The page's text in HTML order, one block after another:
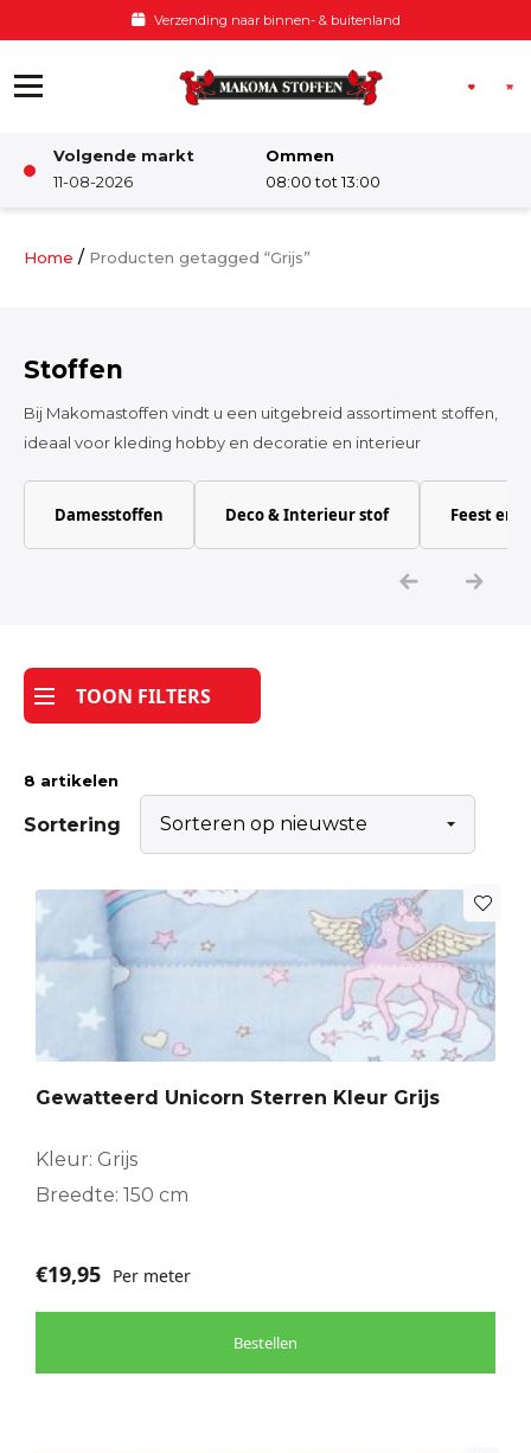
Verzending naar binnen- & buitenland
Volgende markt
11-08-2026
Ommen
08:00 tot 13:00
Damesstoffen
Katoen
Tijdpakker stof
Home / Producten getagged “Grijs”
Stoffen
Bij Makomastoffen vindt u een uitgebreid assortiment stoffen,
ideaal voor kleding hobby en decoratie en interieur
Damesstoffen Deco & Interieur stof Feest en
TOON FILTERS
8 artikelen
Sortering
Gewatteerd Unicorn Sterren Kleur Grijs
Kleur: Grijs
Breedte: 150 cm
€19,95 Per meter
Bestellen